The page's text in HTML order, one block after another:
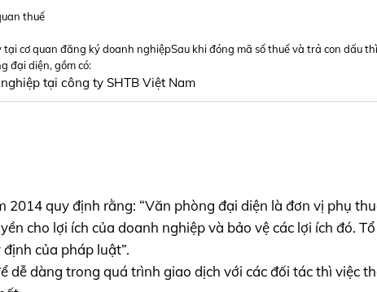
thuế
cơ quan đăng ký doanh nghiệpSau khi đóng mã số thuế và trả con dấu thì
đại diện, gồm có:
tại công ty SHTB Việt Nam
2014 quy định rằng: “Văn phòng đại diện là đơn vị phụ
cho lợi ích của doanh nghiệp và bảo vệ các lợi ích đó.
của pháp luật”.
dễ dàng trong quá trình giao dịch với các đối tác thì việc